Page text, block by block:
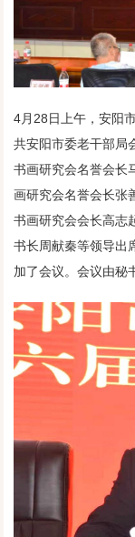
4月28日上午，安阳
共安阳市委老干部局
书画研究会名誉会长
画研究会名誉会长张
书画研究会会长高志
书长周献秦等领导出
加了会议。会议由秘